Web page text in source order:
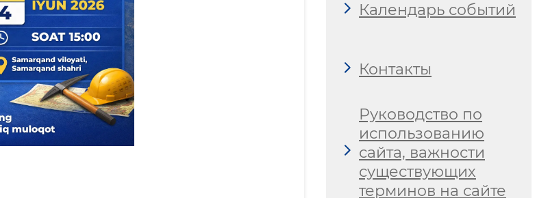
Календарь событий
Контакты
Руководство по
использованию
сайта, важности
существующих
терминов на сайте